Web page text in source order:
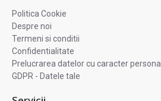
Politica Cookie
Despre noi
Termeni si conditii
Confidentialitate
Prelucrarea datelor cu caracter personal
GDPR - Datele tale